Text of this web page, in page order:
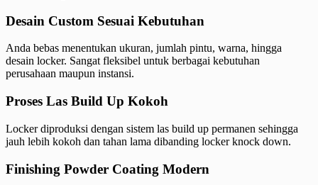
Desain Custom Sesuai Kebutuhan
Anda bebas menentukan ukuran, jumlah pintu, warna, hingga
desain locker. Sangat fleksibel untuk berbagai kebutuhan
perusahaan maupun instansi.
Proses Las Build Up Kokoh
Locker diproduksi dengan sistem las build up permanen sehingga
jauh lebih kokoh dan tahan lama dibanding locker knock down.
Finishing Powder Coating Modern